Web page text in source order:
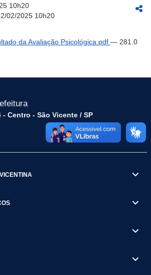
10h20
02/2025 10h20
da Avaliação Psicológica.pdf — 281.0
- Centro - São Vicente / SP